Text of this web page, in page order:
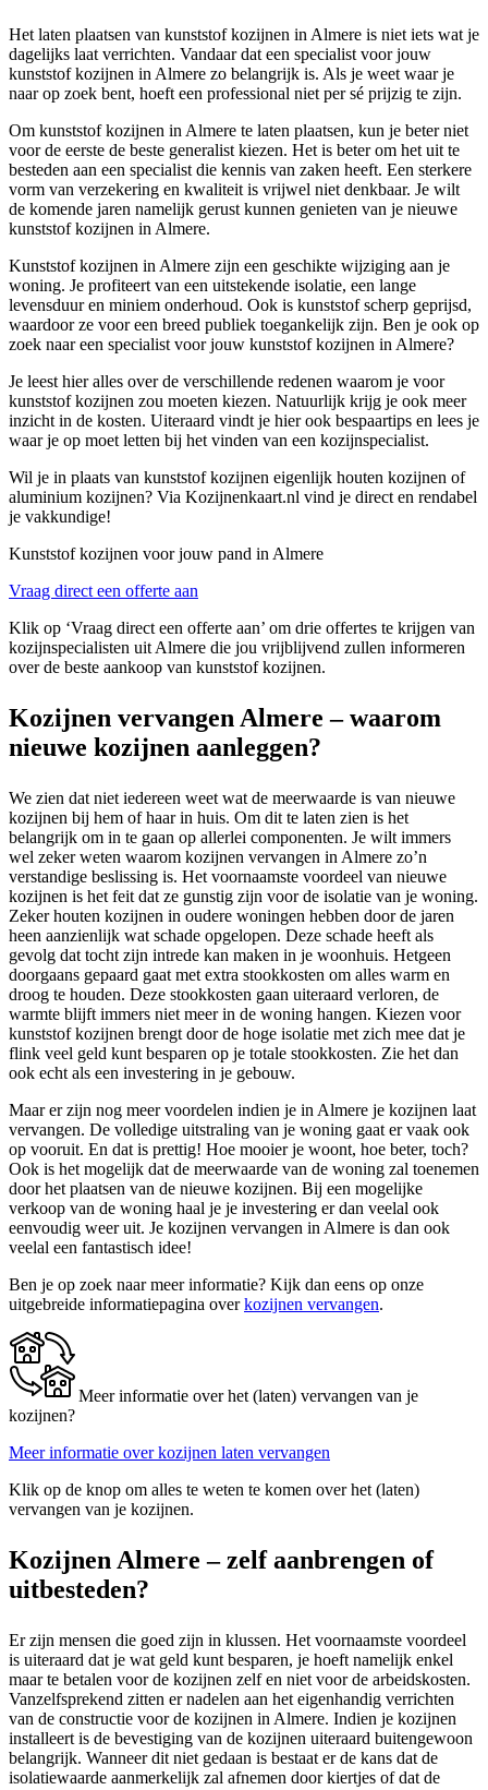
Het laten plaatsen van kunststof kozijnen in Almere is niet iets wat je
dagelijks laat verrichten. Vandaar dat een specialist voor jouw
kunststof kozijnen in Almere zo belangrijk is. Als je weet waar je
naar op zoek bent, hoeft een professional niet per sé prijzig te zijn.
Om kunststof kozijnen in Almere te laten plaatsen, kun je beter niet
voor de eerste de beste generalist kiezen. Het is beter om het uit te
besteden aan een specialist die kennis van zaken heeft. Een sterkere
vorm van verzekering en kwaliteit is vrijwel niet denkbaar. Je wilt
de komende jaren namelijk gerust kunnen genieten van je nieuwe
kunststof kozijnen in Almere.
Kunststof kozijnen in Almere zijn een geschikte wijziging aan je
woning. Je profiteert van een uitstekende isolatie, een lange
levensduur en miniem onderhoud. Ook is kunststof scherp geprijsd,
waardoor ze voor een breed publiek toegankelijk zijn. Ben je ook op
zoek naar een specialist voor jouw kunststof kozijnen in Almere?
Je leest hier alles over de verschillende redenen waarom je voor
kunststof kozijnen zou moeten kiezen. Natuurlijk krijg je ook meer
inzicht in de kosten. Uiteraard vindt je hier ook bespaartips en lees je
waar je op moet letten bij het vinden van een kozijnspecialist.
Wil je in plaats van kunststof kozijnen eigenlijk houten kozijnen of
aluminium kozijnen? Via Kozijnenkaart.nl vind je direct en rendabel
je vakkundige!
Kunststof kozijnen voor jouw pand in Almere
Vraag direct een offerte aan
Klik op ‘Vraag direct een offerte aan’ om drie offertes te krijgen van
kozijnspecialisten uit Almere die jou vrijblijvend zullen informeren
over de beste aankoop van kunststof kozijnen.
Kozijnen vervangen Almere – waarom
nieuwe kozijnen aanleggen?
We zien dat niet iedereen weet wat de meerwaarde is van nieuwe
kozijnen bij hem of haar in huis. Om dit te laten zien is het
belangrijk om in te gaan op allerlei componenten. Je wilt immers
wel zeker weten waarom kozijnen vervangen in Almere zo’n
verstandige beslissing is. Het voornaamste voordeel van nieuwe
kozijnen is het feit dat ze gunstig zijn voor de isolatie van je woning.
Zeker houten kozijnen in oudere woningen hebben door de jaren
heen aanzienlijk wat schade opgelopen. Deze schade heeft als
gevolg dat tocht zijn intrede kan maken in je woonhuis. Hetgeen
doorgaans gepaard gaat met extra stookkosten om alles warm en
droog te houden. Deze stookkosten gaan uiteraard verloren, de
warmte blijft immers niet meer in de woning hangen. Kiezen voor
kunststof kozijnen brengt door de hoge isolatie met zich mee dat je
flink veel geld kunt besparen op je totale stookkosten. Zie het dan
ook echt als een investering in je gebouw.
Maar er zijn nog meer voordelen indien je in Almere je kozijnen laat
vervangen. De volledige uitstraling van je woning gaat er vaak ook
op vooruit. En dat is prettig! Hoe mooier je woont, hoe beter, toch?
Ook is het mogelijk dat de meerwaarde van de woning zal toenemen
door het plaatsen van de nieuwe kozijnen. Bij een mogelijke
verkoop van de woning haal je je investering er dan veelal ook
eenvoudig weer uit. Je kozijnen vervangen in Almere is dan ook
veelal een fantastisch idee!
Ben je op zoek naar meer informatie? Kijk dan eens op onze
uitgebreide informatiepagina overkozijnen vervangen.
Meer informatie over het (laten) vervangen van je
kozijnen?
Meer informatie over kozijnen laten vervangen
Klik op de knop om alles te weten te komen over het (laten)
vervangen van je kozijnen.
Kozijnen Almere – zelf aanbrengen of
uitbesteden?
Er zijn mensen die goed zijn in klussen. Het voornaamste voordeel
is uiteraard dat je wat geld kunt besparen, je hoeft namelijk enkel
maar te betalen voor de kozijnen zelf en niet voor de arbeidskosten.
Vanzelfsprekend zitten er nadelen aan het eigenhandig verrichten
van de constructie voor de kozijnen in Almere. Indien je kozijnen
installeert is de bevestiging van de kozijnen uiteraard buitengewoon
belangrijk. Wanneer dit niet gedaan is bestaat er de kans dat de
isolatiewaarde aanmerkelijk zal afnemen door kiertjes of dat de